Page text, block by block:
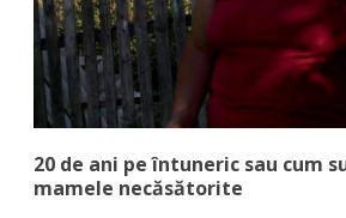
20 de ani pe întuneric sau cum
mamele necăsătorite